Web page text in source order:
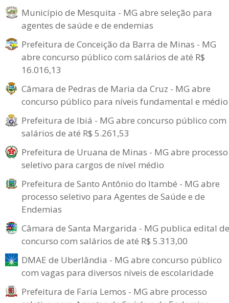
Município de Mesquita - MG abre seleção para
agentes de saúde e de endemias
Prefeitura de Conceição da Barra de Minas - MG
abre concurso público com salários de até R$
16.016,13
Câmara de Pedras de Maria da Cruz - MG abre
concurso público para níveis fundamental e médio
Prefeitura de Ibiá - MG abre concurso público com
salários de até R$ 5.261,53
Prefeitura de Uruana de Minas - MG abre processo
seletivo para cargos de nível médio
Prefeitura de Santo Antônio do Itambé - MG abre
processo seletivo para Agentes de Saúde e de
Endemias
Câmara de Santa Margarida - MG publica edital de
concurso com salários de até R$ 5.313,00
DMAE de Uberlândia - MG abre concurso público
com vagas para diversos níveis de escolaridade
Prefeitura de Faria Lemos - MG abre processo